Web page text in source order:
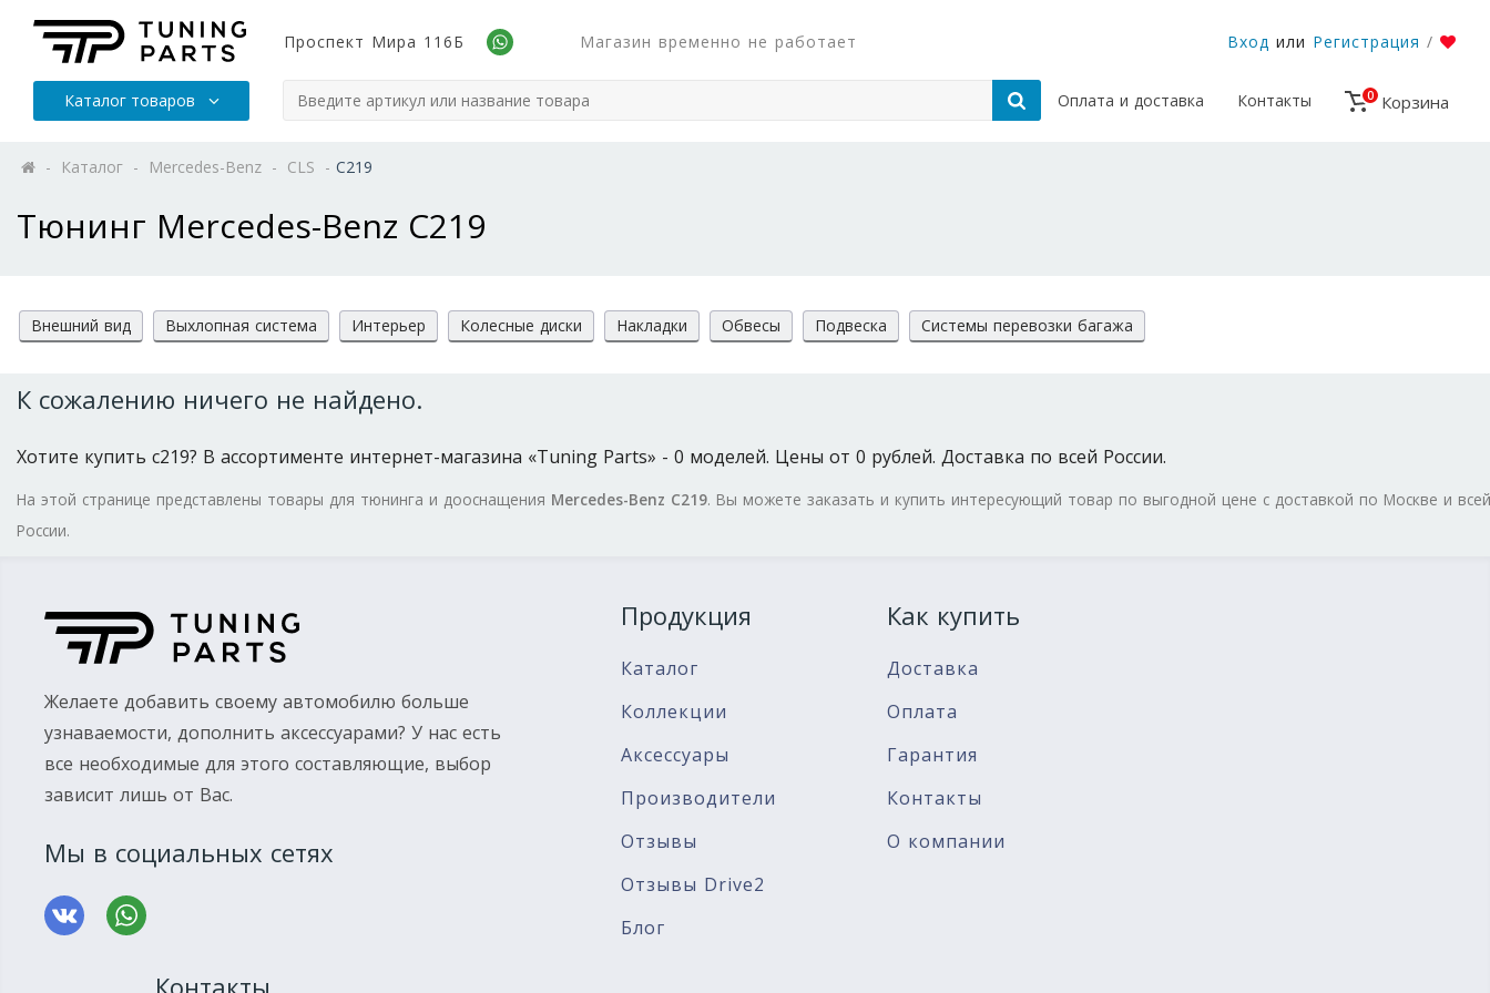
Проспект Мира 116Б Магазин временно не работает Вход или Регистрация /
Каталог товаров Оплата и доставка Контакты 0 Корзина
- Каталог - Mercedes-Benz - CLS - C219
Тюнинг Mercedes-Benz C219
Внешний вид Выхлопная система Интерьер Колесные диски Накладки Обвесы Подвеска Системы перевозки багажа
К сожалению ничего не найдено.
Хотите купить c219? В ассортименте интернет-магазина «Tuning Parts» - 0 моделей. Цены от 0 рублей. Доставка по всей России.
На этой странице представлены товары для тюнинга и дооснащения Mercedes-Benz C219. Вы можете заказать и купить интересующий товар по выгодной цене с доставкой по Москве и всей
России.
Желаете добавить своему автомобилю больше
узнаваемости, дополнить аксессуарами? У нас есть
все необходимые для этого составляющие, выбор
зависит лишь от Вас.
Мы в социальных сетях
Продукция
Каталог
Коллекции
Аксессуары
Производители
Отзывы
Отзывы Drive2
Блог
Как купить
Доставка
Оплата
Гарантия
Контакты
О компании